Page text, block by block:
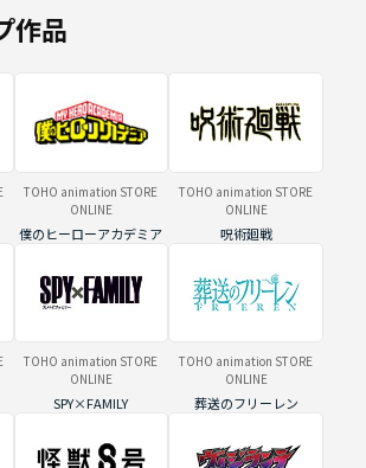
作品
TOHO animation STORE
ONLINE
僕のヒーローアカデミア
TOHO animation STORE
ONLINE
呪術廻戦
TOHO animation STORE
ONLINE
SPY×FAMILY
TOHO animation STORE
ONLINE
葬送のフリーレン